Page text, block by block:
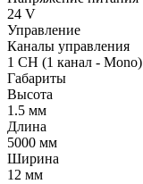
24 V
Управление
Каналы управления
1 CH (1 канал - Mono)
Габариты
Высота
1.5 мм
Длина
5000 мм
Ширина
12 мм